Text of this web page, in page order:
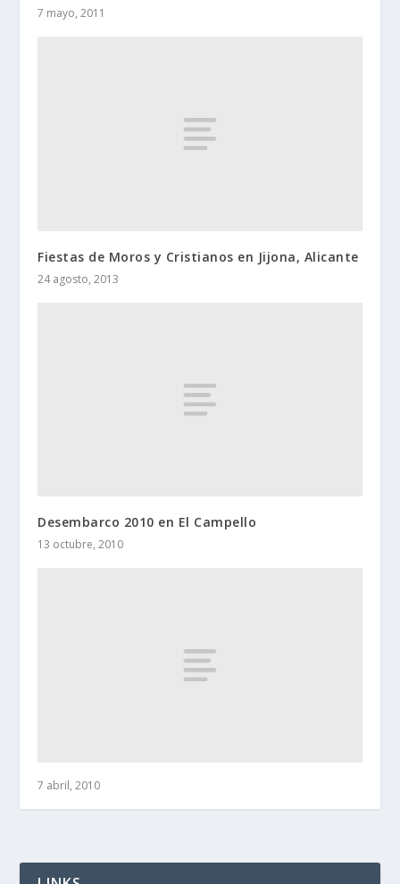
7 mayo, 2011
Fiestas de Moros y Cristianos en Jijona, Alicante
24 agosto, 2013
Desembarco 2010 en El Campello
13 octubre, 2010
7 abril, 2010